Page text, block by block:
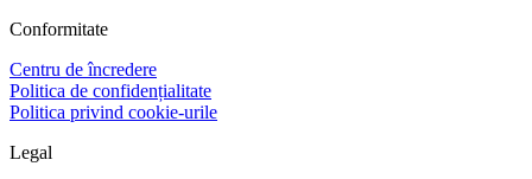
Conformitate
Centru de încredere
Politica de confidențialitate
Politica privind cookie-urile
Legal